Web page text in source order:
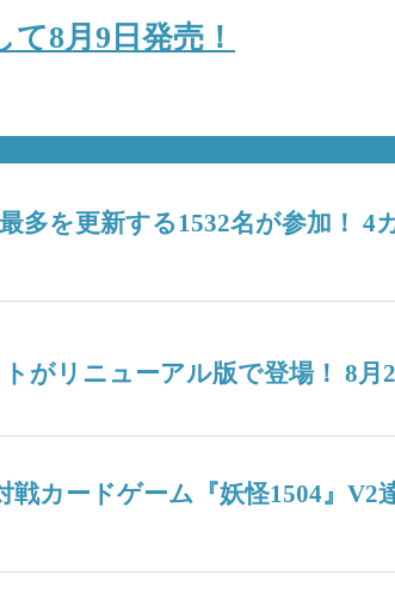
8月9日発売！
多を更新する1532名が参加！
がリニューアル版で登場！ 8月
戦カードゲーム『妖怪1504』